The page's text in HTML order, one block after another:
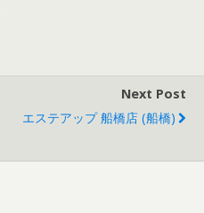
Next Post
エステアップ 船橋店 (船橋)